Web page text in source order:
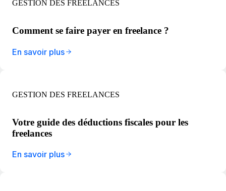
GESTION DES FREELANCES
Comment se faire payer en freelance ?
En savoir plus
GESTION DES FREELANCES
Votre guide des déductions fiscales pour les
freelances
En savoir plus